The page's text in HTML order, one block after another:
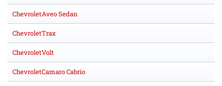
ChevroletAveo Sedan
ChevroletTrax
ChevroletVolt
ChevroletCamaro Cabrio